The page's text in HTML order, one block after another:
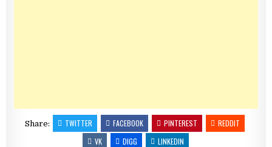
Share: TWITTER FACEBOOK PINTEREST
REDDIT
VK
DIGG LINKEDIN